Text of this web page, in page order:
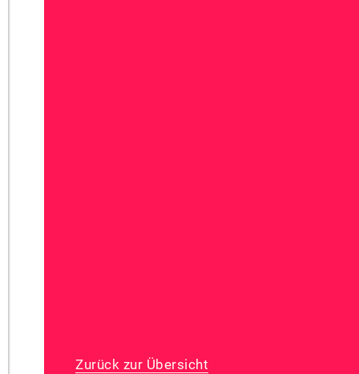
Zurück zur Übersicht